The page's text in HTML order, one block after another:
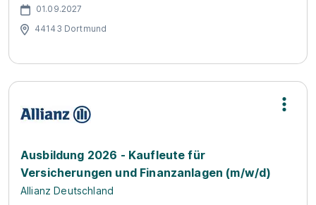
01.09.2027
44143 Dortmund
Ausbildung 2026 - Kaufleute für
Versicherungen und Finanzanlagen (m/w/d)
Allianz Deutschland